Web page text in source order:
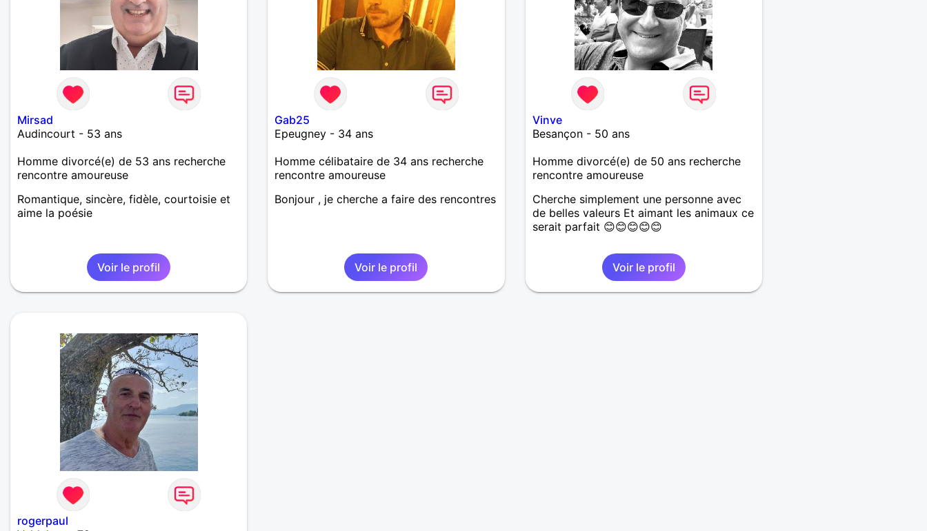
Mirsad
Audincourt - 53 ans
Homme divorcé(e) de 53 ans recherche
rencontre amoureuse
Romantique, sincère, fidèle, courtoisie et
aime la poésie
Voir le profil
Gab25
Epeugney - 34 ans
Homme célibataire de 34 ans recherche
rencontre amoureuse
Bonjour , je cherche a faire des rencontres
Voir le profil
Vinve
Besançon - 50 ans
Homme divorcé(e) de 50 ans recherche
rencontre amoureuse
Cherche simplement une personne avec
de belles valeurs Et aimant les animaux ce
serait parfait 😊😊😊😊😊
Voir le profil
rogerpaul